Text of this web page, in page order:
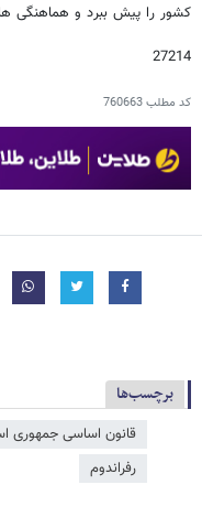
کشور را پیش ببرد و هماهنگی
27214
کد مطلب760663
برچسب‌ها
قانون اساسی جمهوری
رفراندوم